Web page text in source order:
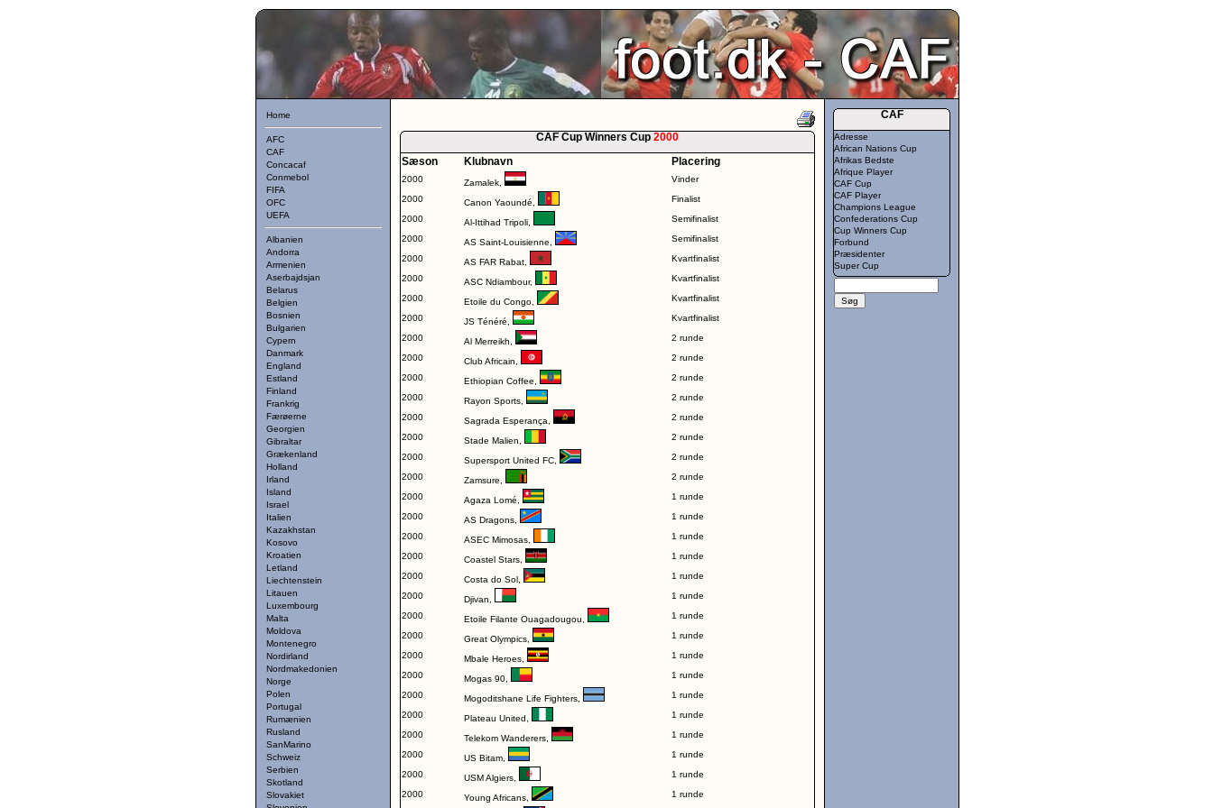
Home
AFC
CAF
Concacaf
Conmebol
FIFA
OFC
UEFA
Albanien
Andorra
Armenien
Aserbajdsjan
Belarus
Belgien
Bosnien
Bulgarien
Cypern
Danmark
England
Estland
Finland
Frankrig
Færøerne
Georgien
Gibraltar
Grækenland
Holland
Irland
Island
Israel
Italien
Kazakhstan
Kosovo
Kroatien
Letland
Liechtenstein
Litauen
Luxembourg
Malta
Moldova
Montenegro
Nordirland
Nordmakedonien
Norge
Polen
Portugal
Rumænien
Rusland
SanMarino
Schweiz
Serbien
Skotland
Slovakiet
CAF Cup Winners Cup 2000
Sæson
Klubnavn Placering
2000 Zamalek
Vinder
2000
Canon Yaoundé
Finalist
2000
Al-Ittihad Tripoli
Semifinalist
2000
AS Saint-Louisienne
Semifinalist
2000
AS FAR Rabat
Kvartfinalist
2000
ASC Ndiambour,
Kvartfinalist
2000
Etoile du Congo
Kvartfinalist
2000
JS Ténéré
Kvartfinalist
2000
Al Merreikh
2 runde
2000
Club Africain
2 runde
2000
Ethiopian Coffee
2 runde
2000
Rayon Sports
2 runde
2000
Sagrada Esperança
2 runde
2000
Stade Malien
2 runde
2000
Supersport United FC
2 runde
2000
Zamsure
2 runde
2000
Agaza Lomé
1 runde
2000
AS Dragons
1 runde
2000
ASEC Mimosas
1 runde
2000
Coastel Stars
1 runde
2000
Costa do Sol
1 runde
2000
Djivan
1 runde
2000
Etoile Filante Ouagadougou
1 runde
2000
Great Olympics
1 runde
2000
Mbale Heroes
1 runde
2000
Mogas 90
1 runde
2000
Mogoditshane Life Fighters
1 runde
2000
Plateau United
1 runde
2000
Telekom Wanderers
1 runde
2000
US Bitam
1 runde
2000
USM Algiers
1 runde
2000
Young Africans 1 runde
CAF
Adresse
African Nations Cup
Afrikas Bedste
Afrique Player
CAF Cup
CAF Player
Champions League
Confederations Cup
Cup Winners Cup
Forbund
Præsidenter
Super Cup